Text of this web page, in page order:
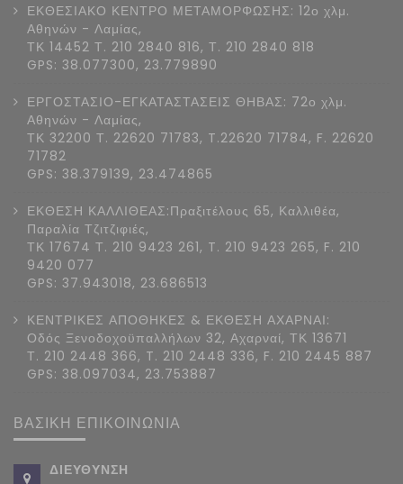
ΕΚΘΕΣΙΑΚΟ ΚΕΝΤΡΟ ΜΕΤΑΜΟΡΦΩΣΗΣ: 12ο χλμ.
Αθηνών - Λαμίας,
ΤΚ 14452 Τ. 210 2840 816, Τ. 210 2840 818
GPS: 38.077300, 23.779890
ΕΡΓΟΣΤΑΣΙΟ-ΕΓΚΑΤΑΣΤΑΣΕΙΣ ΘΗΒΑΣ: 72ο χλμ.
Αθηνών - Λαμίας,
ΤΚ 32200 Τ. 22620 71783, T.22620 71784, F. 22620
71782
GPS: 38.379139, 23.474865
ΕΚΘΕΣΗ ΚΑΛΛΙΘΕΑΣ:Πραξιτέλους 65, Καλλιθέα,
Παραλία Τζιτζιφιές,
ΤΚ 17674 Τ. 210 9423 261, T. 210 9423 265, F. 210
9420 077
GPS: 37.943018, 23.686513
ΚΕΝΤΡΙΚΕΣ ΑΠΟΘΗΚΕΣ & ΕΚΘΕΣΗ ΑΧΑΡΝΑΙ:
Οδός Ξενοδοχοϋπαλλήλων 32, Αχαρναί, ΤΚ 13671
Τ. 210 2448 366, T. 210 2448 336, F. 210 2445 887
GPS: 38.097034, 23.753887
ΒΑΣΙΚΗ ΕΠΙΚΟΙΝΩΝΙΑ
ΔΙΕΥΘΥΝΣΗ